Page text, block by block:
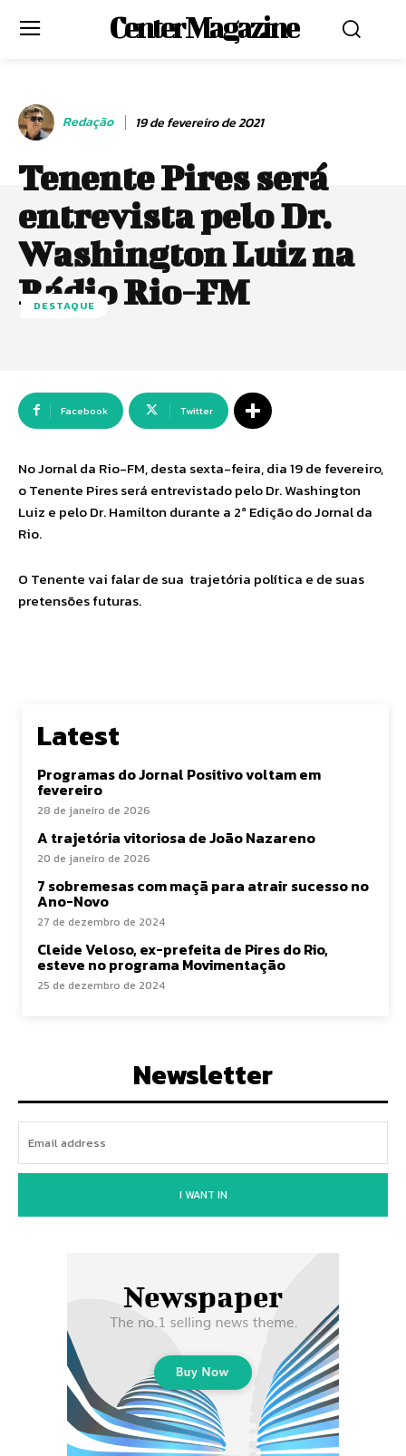
Center Magazine
Redação 19 de fevereiro de 2021
Tenente Pires será
entrevista pelo Dr.
Washington Luiz na
Rádio Rio-FM
DESTAQUE
Facebook Twitter
No Jornal da Rio-FM, desta sexta-feira, dia 19 de fevereiro,
o Tenente Pires será entrevistado pelo Dr. Washington
Luiz e pelo Dr. Hamilton durante a 2ª Edição do Jornal da
Rio.
O Tenente vai falar de sua trajetória política e de suas
pretensões futuras.
Latest
Programas do Jornal Positivo voltam em
fevereiro
28 de janeiro de 2026
A trajetória vitoriosa de João Nazareno
20 de janeiro de 2026
7 sobremesas com maçã para atrair sucesso no
Ano-Novo
27 de dezembro de 2024
Cleide Veloso, ex-prefeita de Pires do Rio,
esteve no programa Movimentação
25 de dezembro de 2024
Newsletter
I WANT IN